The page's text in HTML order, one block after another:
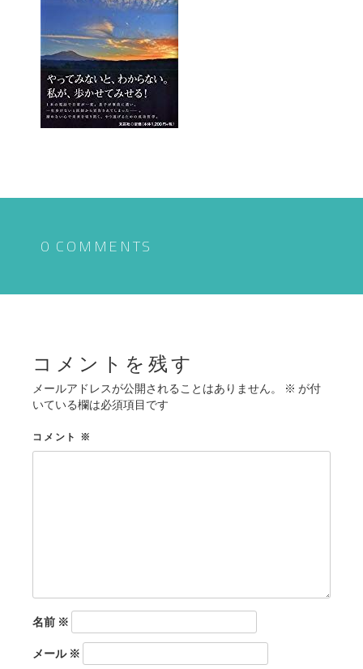
0 COMMENTS
コメントを残す
メールアドレスが公開されることはありません。 ※ が付
いている欄は必須項目です
コメント ※
名前 ※
メール※